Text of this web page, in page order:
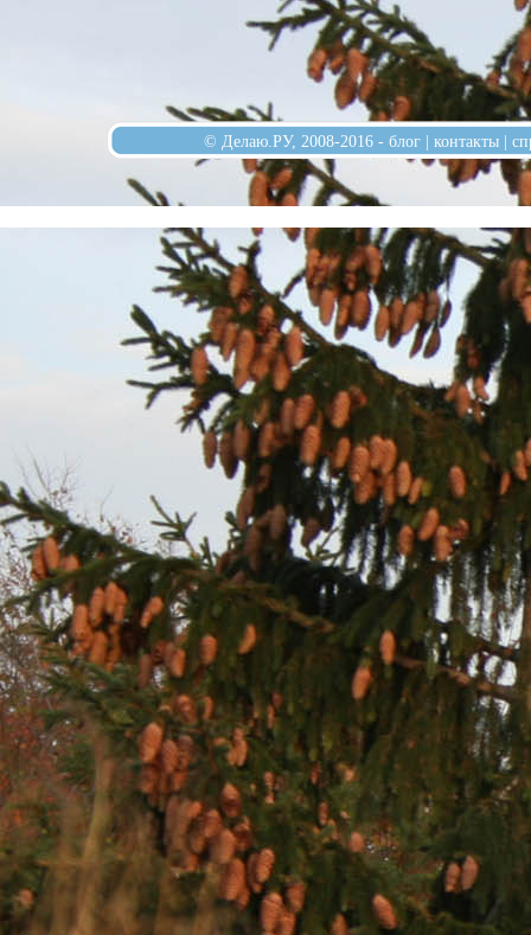
© Делаю.РУ, 2008-2016 - блог | контакты |